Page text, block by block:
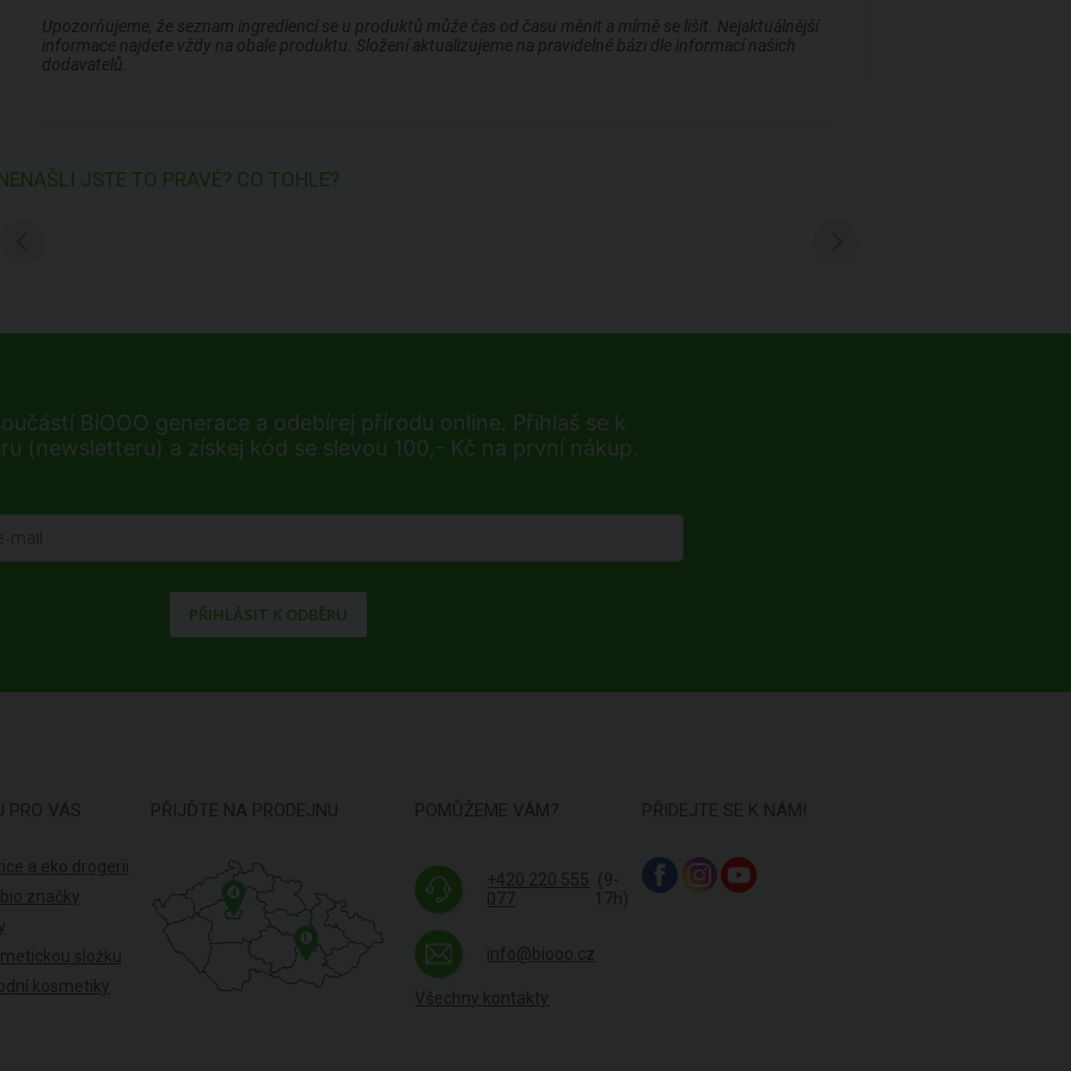
Upozorňujeme, že seznam ingrediencí se u produktů může čas od času měnit a mírně se lišit. Nejaktuálnější
informace najdete vždy na obale produktu. Složení aktualizujeme na pravidelné bázi dle informací našich
dodavatelů.
JSTE TO PRAVÉ? CO TOHLE?
BiOOO generace a odebírej přírodu online. Přihlaš se k
(newsletteru) a získej kód se slevou 100,- Kč na první nákup.
PŘIHLÁSIT K ODBĚRU
PRO VÁS
a eko drogerii
značky
složku
kosmetiky
PŘIJĎTE NA PRODEJNU
4
POMŮŽEME VÁM?
+420 220 555
077
(9-
17h)
info@biooo.cz
Všechny kontakty
PŘIDEJTE SE K NÁM!